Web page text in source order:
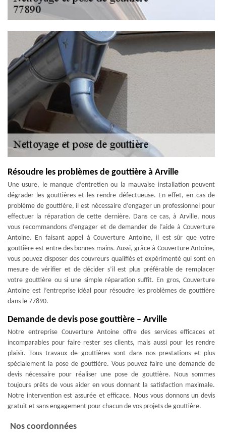
Résoudre les problèmes de gouttière à Arville
Une usure, le manque d’entretien ou la mauvaise installation peuvent
dégrader les gouttières et les rendre défectueuse. En effet, en cas de
problème de gouttière, il est nécessaire d’engager un professionnel pour
effectuer la réparation de cette dernière. Dans ce cas, à Arville, nous
vous recommandons d’engager et de demander de l’aide à Couverture
Antoine. En faisant appel à Couverture Antoine, il est sûr que votre
gouttière est entre des bonnes mains. Aussi, grâce à Couverture Antoine,
vous pouvez disposer des couvreurs qualifiés et expérimenté qui sont en
mesure de vérifier et de décider s’il est plus préférable de remplacer
votre gouttière ou si une simple réparation suffit. En gros, Couverture
Antoine est l’entreprise idéal pour résoudre les problèmes de gouttière
dans le 77890.
Demande de devis pose gouttière – Arville
Notre entreprise Couverture Antoine offre des services efficaces et
incomparables pour faire rester ses clients, mais aussi pour les rendre
plaisir. Tous travaux de gouttières sont dans nos prestations et plus
spécialement la pose de gouttière. Vous pouvez faire une demande de
devis nécessaire pour réaliser une pose de gouttière. Nous sommes
toujours prêts de vous aider en vous donnant la satisfaction maximale.
Notre intervention est assurée et efficace. Nous vous donnons un devis
gratuit et sans engagement pour chacun de vos projets de gouttière.
Nos coordonnées